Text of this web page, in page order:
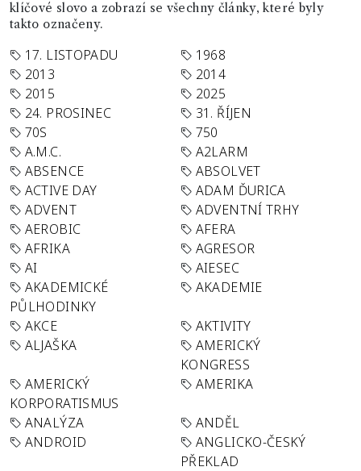
klíčové slovo a zobrazí se všechny články, které byly
takto označeny.
17. LISTOPADU
1968
2013
2014
2015
2025
24. PROSINEC
31. ŘÍJEN
70S
750
A.M.C.
A2LARM
ABSENCE
ABSOLVET
ACTIVE DAY
ADAM ĎURICA
ADVENT
ADVENTNÍ TRHY
AEROBIC
AFERA
AFRIKA
AGRESOR
AI
AIESEC
AKADEMICKÉ
PŮLHODINKY
AKADEMIE
AKCE
AKTIVITY
ALJAŠKA
AMERICKÝ
KONGRESS
AMERICKÝ
KORPORATISMUS
AMERIKA
ANALÝZA
ANDĚL
ANDROID
ANGLICKO-ČESKÝ
PŘEKLAD